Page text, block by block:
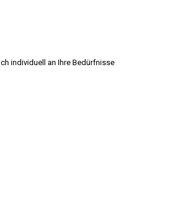
individuell an Ihre Bedürfnisse